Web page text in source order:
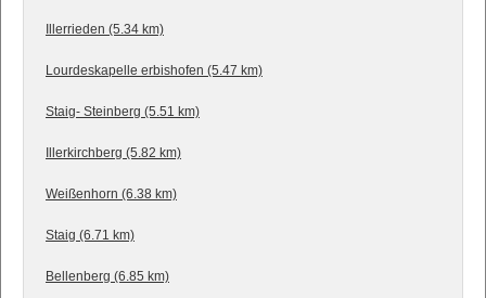
Illerrieden (5.34 km)
Lourdeskapelle erbishofen (5.47 km)
Staig- Steinberg (5.51 km)
Illerkirchberg (5.82 km)
Weißenhorn (6.38 km)
Staig (6.71 km)
Bellenberg (6.85 km)